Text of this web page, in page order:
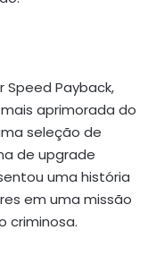
Speed Payback,
aprimorada do
seleção de
de upgrade
uma história
em uma missão
criminosa.